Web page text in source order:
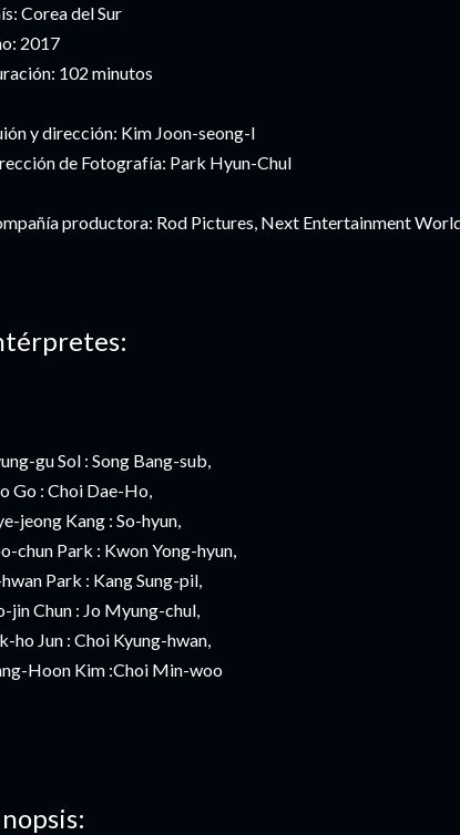
Corea del Sur
2017
102 minutos
y dirección: Kim Joon-seong-I
de Fotografía: Park Hyun-Chul
productora: Rod Pictures, Next Entertainment
gu Sol : Song Bang-sub,
Go : Choi Dae-Ho,
jeong Kang : So-hyun,
chun Park : Kwon Yong-hyun,
Park : Kang Sung-pil,
jin Chun : Jo Myung-chul,
ho Jun : Choi Kyung-hwan,
Hoon Kim :Choi Min-woo